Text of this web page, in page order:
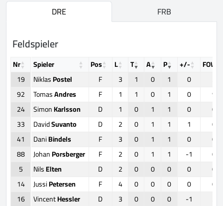
DRE FRB
Feldspieler
Nr Spieler Pos L T A P +/-
FOW
19
NiklasPostel F 3 1 0 1 0
92
TomasAndres F 1 1 0 1 0
9
24
SimonKarlsson D 1 0 1 1 0
0
33
DavidSuvanto D 2 0 1 1 1
0
41
DaniBindels F 3 0 1 1 0
0
88
JohanPorsberger F 2 0 1 1 -1
0
5
NilsElten D 2 0 0 0 0
0
14
JussiPetersen F 4 0 0 0 0
0
16
VincentHessler D 3 0 0 0 -1